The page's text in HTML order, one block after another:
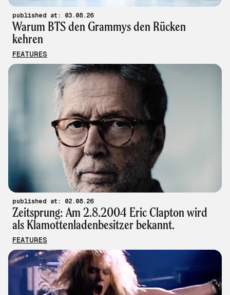
published at: 03.08.26
Warum BTS den Grammys den Rücken
kehren
FEATURES
published at: 02.08.26
Zeitsprung: Am 2.8.2004 Eric Clapton wird
als Klamottenladenbesitzer bekannt.
FEATURES